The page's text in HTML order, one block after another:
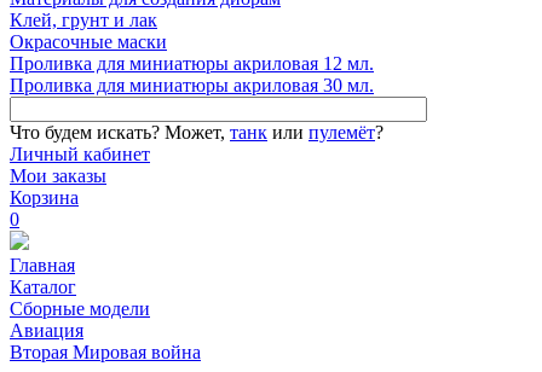
Клей, грунт и лак
Окрасочные маски
Проливка для миниатюры акриловая 12 мл.
Проливка для миниатюры акриловая 30 мл.
Что будем искать? Может, танк или пулемёт?
Личный кабинет
Мои заказы
Корзина
0
Главная
Каталог
Сборные модели
Авиация
Вторая Мировая война